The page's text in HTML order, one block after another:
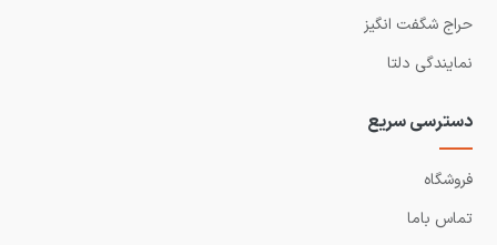
حراج شگفت انگیز
نمایندگی دلتا
دسترسی سریع
فروشگاه
تماس باما